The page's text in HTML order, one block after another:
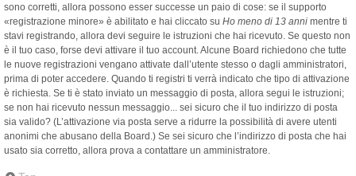
sono corretti, allora possono esser successe un paio di cose: se il supporto
«registrazione minore» è abilitato e hai cliccato su Ho meno di 13 anni mentre ti
stavi registrando, allora devi seguire le istruzioni che hai ricevuto. Se questo non
è il tuo caso, forse devi attivare il tuo account. Alcune Board richiedono che tutte
le nuove registrazioni vengano attivate dall’utente stesso o dagli amministratori,
prima di poter accedere. Quando ti registri ti verrà indicato che tipo di attivazione
è richiesta. Se ti è stato inviato un messaggio di posta, allora segui le istruzioni;
se non hai ricevuto nessun messaggio... sei sicuro che il tuo indirizzo di posta
sia valido? (L’attivazione via posta serve a ridurre la possibilità di avere utenti
anonimi che abusano della Board.) Se sei sicuro che l’indirizzo di posta che hai
usato sia corretto, allora prova a contattare un amministratore.